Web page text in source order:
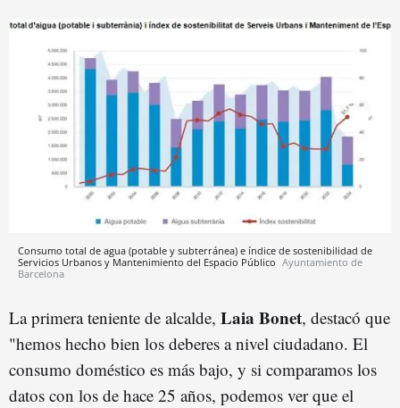
Consumo total de agua (potable y subterránea) e índice de sostenibilidad de
Servicios Urbanos y Mantenimiento del Espacio Público Ayuntamiento de
Barcelona
La primera teniente de alcalde, Laia Bonet, destacó que
"hemos hecho bien los deberes a nivel ciudadano. El
consumo doméstico es más bajo, y si comparamos los
datos con los de hace 25 años, podemos ver que el